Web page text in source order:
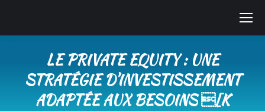
LE PRIVATE EQUITY : UNE
STRATÉGIE D’INVESTISSEMENT
ADAPTÉE AUX BESOINS [K